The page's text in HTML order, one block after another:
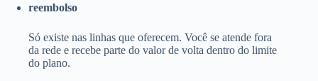
reembolso
Só existe nas linhas que oferecem. Você se atende fora
da rede e recebe parte do valor de volta dentro do limite
do plano.